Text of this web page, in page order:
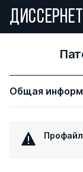
ДИССЕРНЕТ
Общая
Профайл